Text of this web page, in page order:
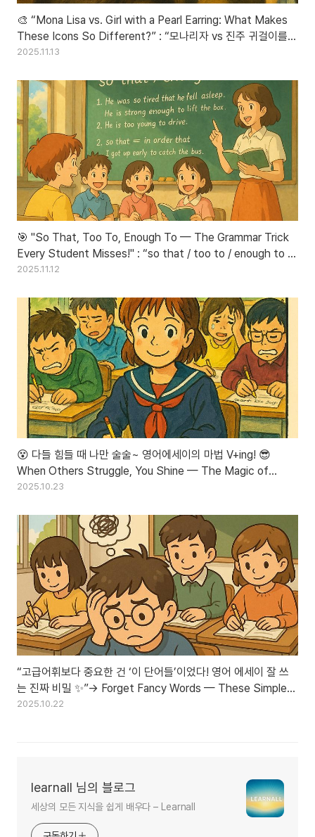
🎨 “Mona Lisa vs. Girl with a Pearl Earring: What Makes
These Icons So Different?” : “모나리자 vs 진주 귀걸이를
한 소녀: 무엇이 두 명화를 다르게 만들까?”
2025.11.13
🎯 "So That, Too To, Enough To — The Grammar Trick
Every Student Misses!" : “so that / too to / enough to 한
방에 끝내기! 영어 문장 구조 완벽 정리 💥”
2025.11.12
😵 다들 힘들 때 나만 술술~ 영어에세이의 마법 V+ing! 😎
When Others Struggle, You Shine — The Magic of
V+ing!
2025.10.23
“고급어휘보다 중요한 건 ‘이 단어들’이었다! 영어 에세이 잘 쓰
는 진짜 비밀 ✨”→ Forget Fancy Words — These Simple
Changes Make Your Essay Sound Advanced ✨
2025.10.22
learnall 님의 블로그
세상의 모든 지식을 쉽게 배우다 – Learnall